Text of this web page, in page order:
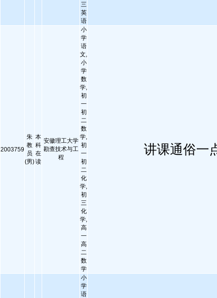
三
英
语
2003759
朱
教
员
(男)
本
科
在
读
安徽理工大学
勘查技术与工
程
小
学
语
文,
小
学
数
学,
初
一
初
二
数
学,
初
一
初
二
化
学,
初
三
化
学,
高
一
高
二
数
学
讲课通俗一
小
学
语